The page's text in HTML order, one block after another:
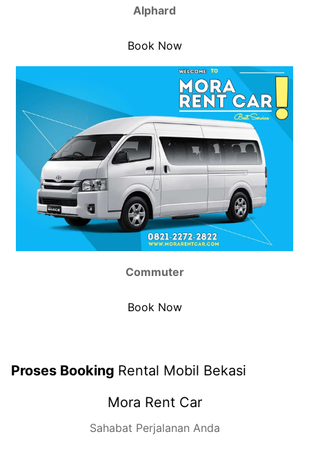
Alphard
Book Now
Commuter
Book Now
Proses Booking Rental Mobil Bekasi
Mora Rent Car
Sahabat Perjalanan Anda